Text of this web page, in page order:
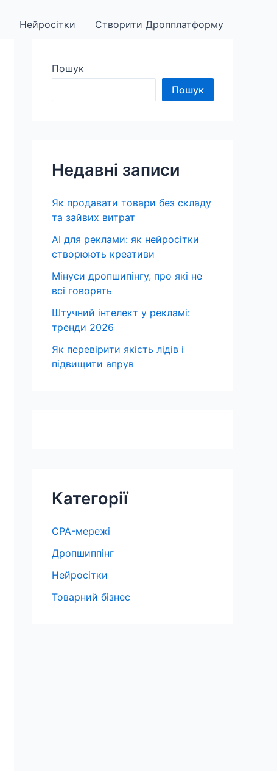
Нейросітки Створити Дропплатформу
Пошук
Пошук
Недавні записи
Як продавати товари без складу
та зайвих витрат
AI для реклами: як нейросітки
створюють креативи
Мінуси дропшипінгу, про які не
всі говорять
Штучний інтелект у рекламі:
тренди 2026
Як перевірити якість лідів і
підвищити апрув
Категорії
CPA-мережі
Дропшиппінг
Нейросітки
Товарний бізнес